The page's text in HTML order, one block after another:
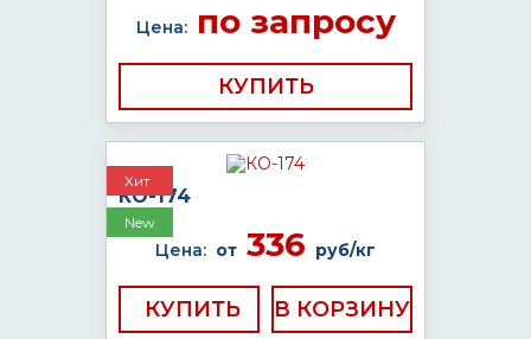
Цена:по запросу
КУПИТЬ
Хит
New
КО-174
Цена: от 336 руб/кг
КУПИТЬ